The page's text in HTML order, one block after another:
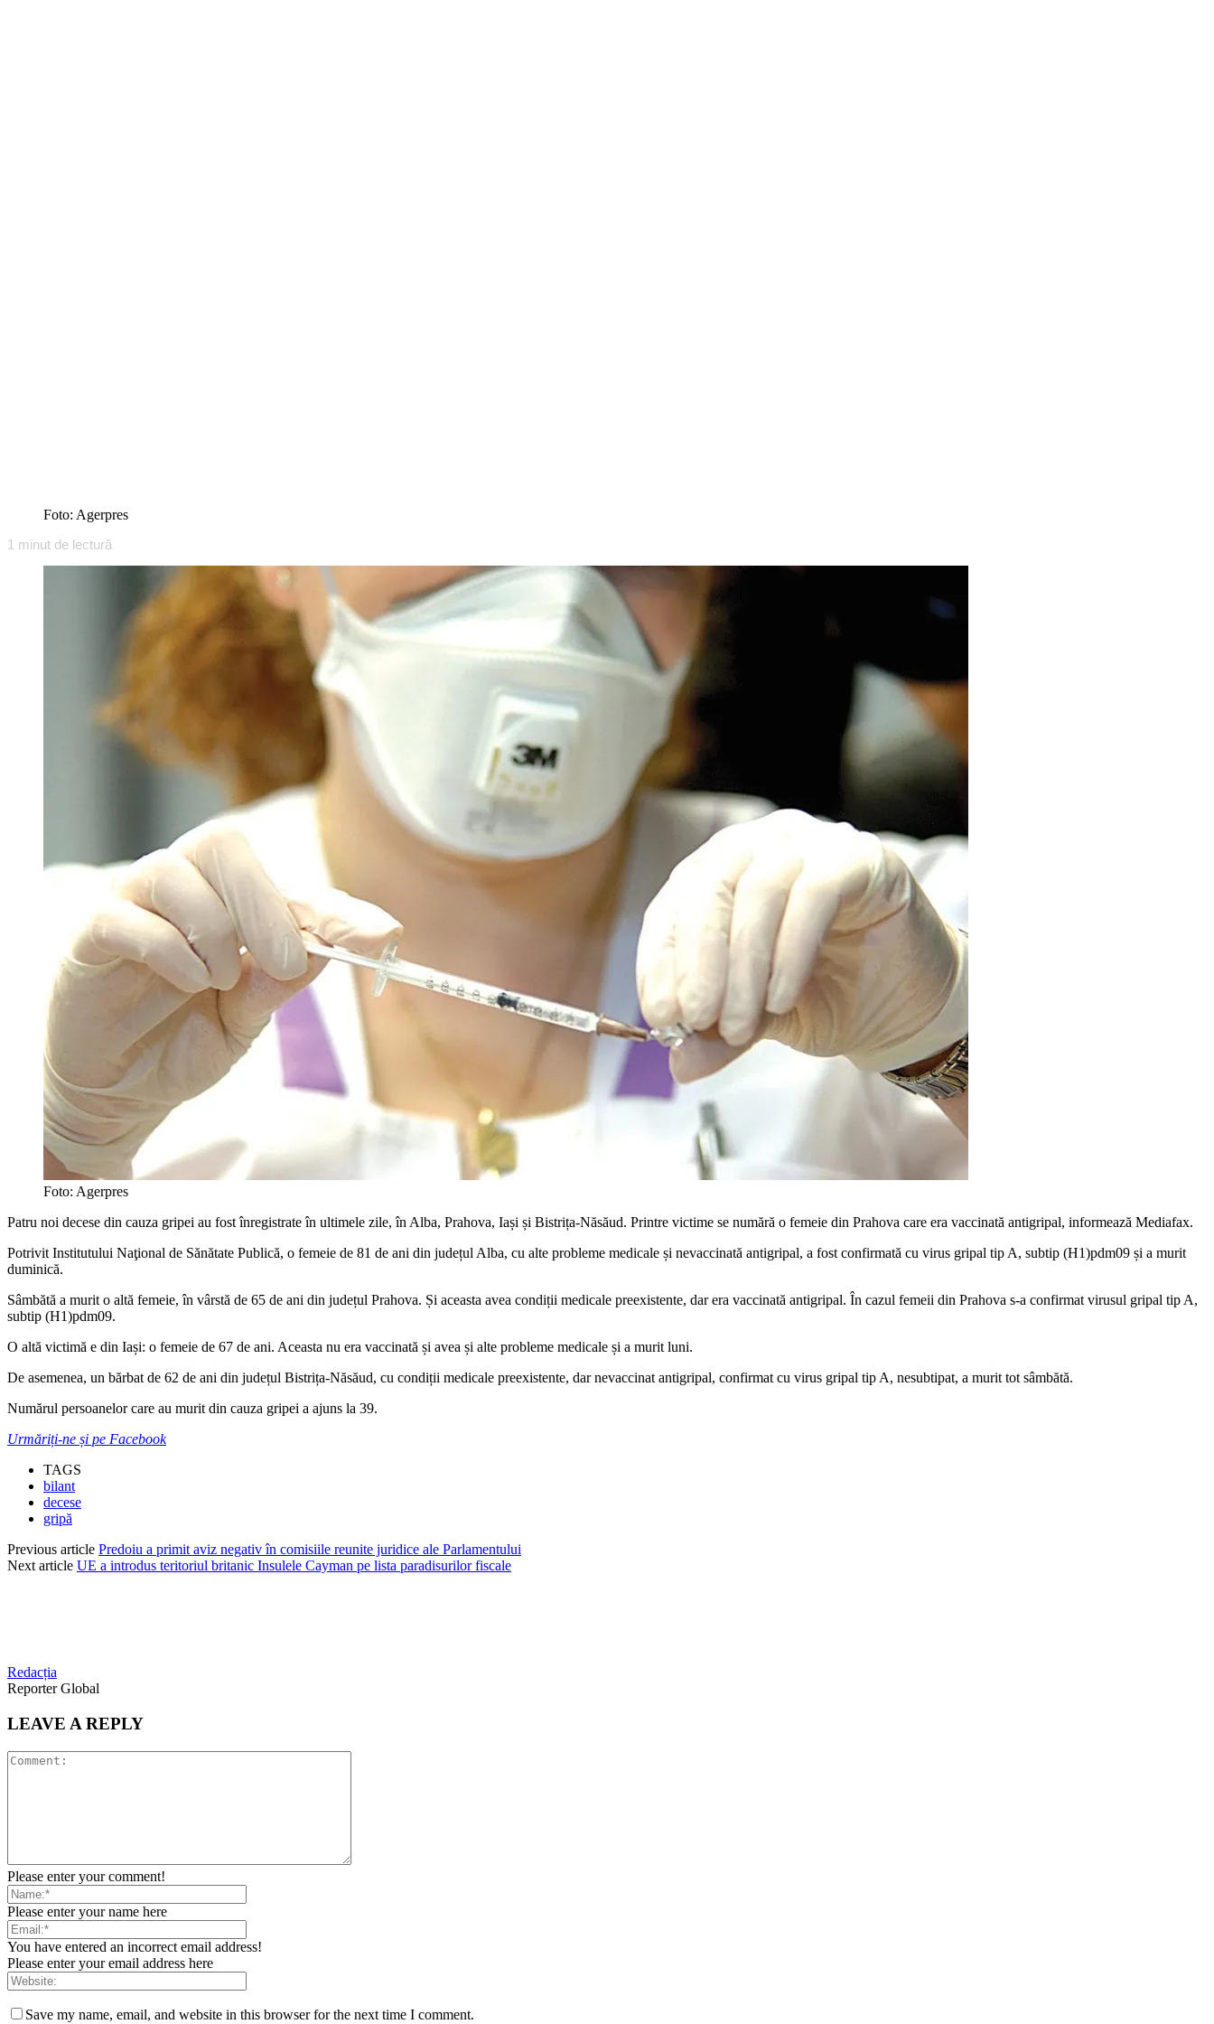
Foto: Agerpres
1 minut de lectură
Foto: Agerpres
Patru noi decese din cauza gripei au fost înregistrate în ultimele zile, în Alba, Prahova, Iași și Bistrița-Năsăud. Printre victime se numără o femeie din Prahova care era vaccinată antigripal, informează Mediafax.
Potrivit Institutului Naţional de Sănătate Publică, o femeie de 81 de ani din județul Alba, cu alte probleme medicale și nevaccinată antigripal, a fost confirmată cu virus gripal tip A, subtip (H1)pdm09 și a murit
duminică.
Sâmbătă a murit o altă femeie, în vârstă de 65 de ani din județul Prahova. Și aceasta avea condiții medicale preexistente, dar era vaccinată antigripal. În cazul femeii din Prahova s-a confirmat virusul gripal tip A,
subtip (H1)pdm09.
O altă victimă e din Iași: o femeie de 67 de ani. Aceasta nu era vaccinată și avea și alte probleme medicale și a murit luni.
De asemenea, un bărbat de 62 de ani din județul Bistrița-Năsăud, cu condiții medicale preexistente, dar nevaccinat antigripal, confirmat cu virus gripal tip A, nesubtipat, a murit tot sâmbătă.
Numărul persoanelor care au murit din cauza gripei a ajuns la 39.
Urmăriți-ne și pe Facebook
TAGS
bilant
decese
gripă
Previous article Predoiu a primit aviz negativ în comisiile reunite juridice ale Parlamentului
Next article UE a introdus teritoriul britanic Insulele Cayman pe lista paradisurilor fiscale
Redacția
Reporter Global
LEAVE A REPLY
Please enter your comment!
Please enter your name here
You have entered an incorrect email address!
Please enter your email address here
Save my name, email, and website in this browser for the next time I comment.